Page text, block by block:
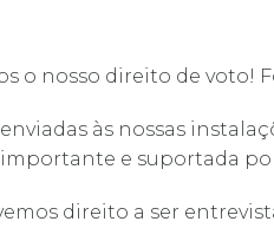
o nosso direito de voto!
às nossas
e suportada
direito a ser